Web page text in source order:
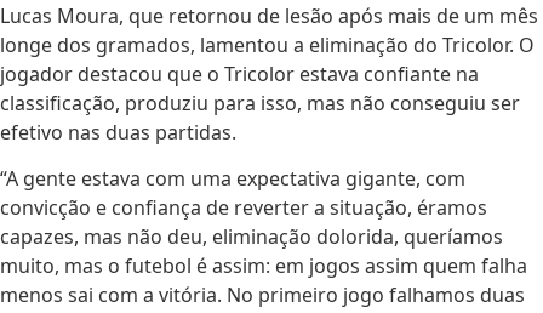
Lucas Moura, que retornou de lesão após mais de um mês
longe dos gramados, lamentou a eliminação do Tricolor. O
jogador destacou que o Tricolor estava confiante na
classificação, produziu para isso, mas não conseguiu ser
efetivo nas duas partidas.
“A gente estava com uma expectativa gigante, com
convicção e confiança de reverter a situação, éramos
capazes, mas não deu, eliminação dolorida, queríamos
muito, mas o futebol é assim: em jogos assim quem falha
menos sai com a vitória. No primeiro jogo falhamos duas